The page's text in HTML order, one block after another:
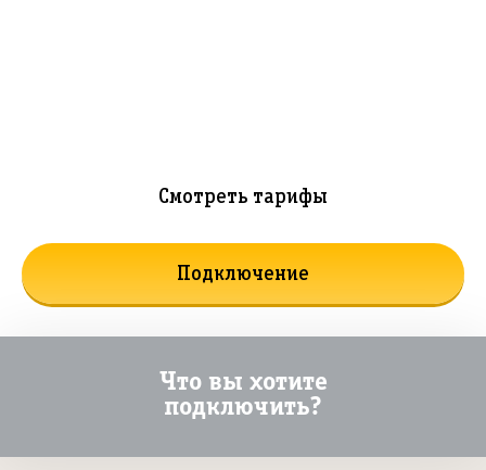
Смотреть тарифы
Подключение
Что вы хотите
подключить?